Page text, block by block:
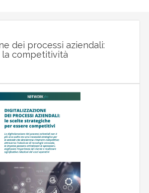
dei processi aziendali:
competitività